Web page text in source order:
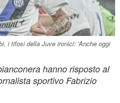
i tifosi della Juve ironici: 'Anche oggi
hanno risposto al
sportivo Fabrizio